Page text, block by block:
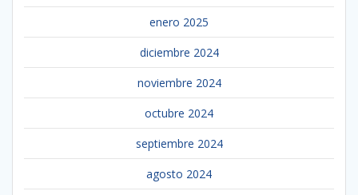
enero 2025
diciembre 2024
noviembre 2024
octubre 2024
septiembre 2024
agosto 2024